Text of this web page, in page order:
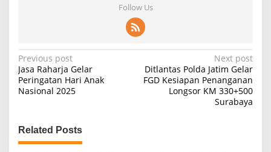
Follow Us
P
o
s
n
a
Previous post
Jasa Raharja Gelar
Peringatan Hari Anak
Nasional 2025
Next post
Ditlantas Polda Jatim Gelar
FGD Kesiapan Penanganan
Longsor KM 330+500
Surabaya
Related Posts